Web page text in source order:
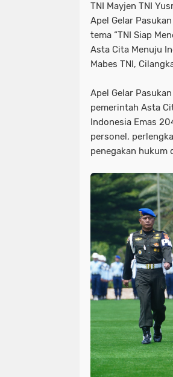
TNI Mayjen TNI
Apel Gelar
tema “TNI Siap
Asta Cita Menuju
Mabes TNI,
Apel Gelar
pemerintah Asta
Indonesia Emas
personel,
penegakan hukum